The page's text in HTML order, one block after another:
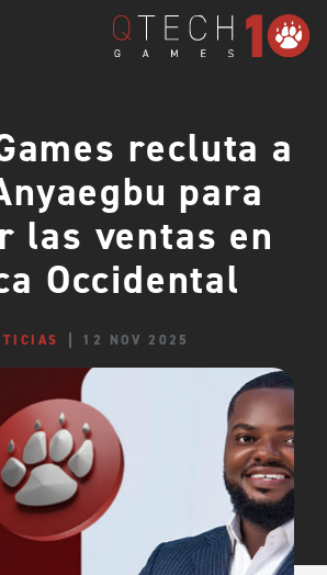
recluta a
para
las ventas en
Occidental
12 NOV 2025